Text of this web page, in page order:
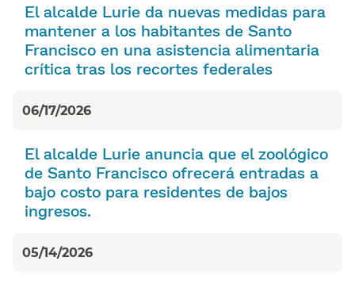
El alcalde Lurie da nuevas medidas para
mantener a los habitantes de Santo
Francisco en una asistencia alimentaria
crítica tras los recortes federales​​
06/17/2026
El alcalde Lurie anuncia que el zoológico
de Santo Francisco ofrecerá entradas a
bajo costo para residentes de bajos
ingresos.​​
05/14/2026